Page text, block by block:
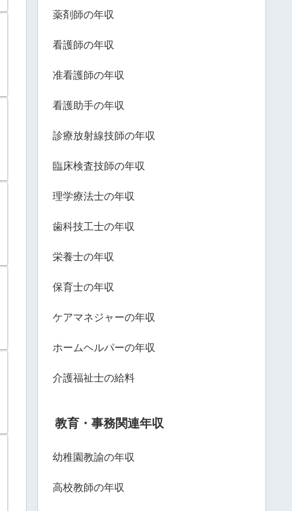
薬剤師の年収
看護師の年収
准看護師の年収
看護助手の年収
診療放射線技師の年収
臨床検査技師の年収
理学療法士の年収
歯科技工士の年収
栄養士の年収
保育士の年収
ケアマネジャーの年収
ホームヘルパーの年収
介護福祉士の給料
教育・事務関連年収
幼稚園教諭の年収
高校教師の年収